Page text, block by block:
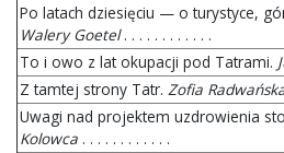
Po latach dziesięciu — o turystyce,
Walery Goetel. . . . . . . . . . . .
To i owo z lat okupacji pod Tatrami.
Z tamtej strony Tatr. Zofia
Uwagi nad projektem uzdrowienia
Kolowca . . . . . . . . . . . .